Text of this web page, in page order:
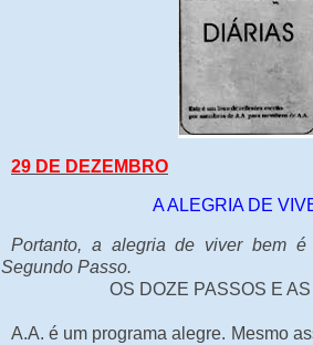
29 DE DEZEMBRO
A ALEGRIA DE
Portanto, a alegria de viver bem
Segundo Passo.
OS DOZE PASSOS E
A.A. é um programa alegre. Mesmo